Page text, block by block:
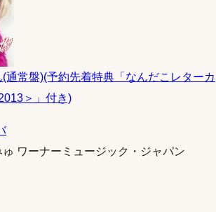
通常盤)(予約先着特典「なんだこレターカ
＞」付き)
ワーナーミュージック・ジャパン